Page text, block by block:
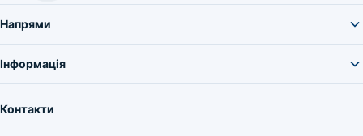
Напрями
Інформація
Контакти